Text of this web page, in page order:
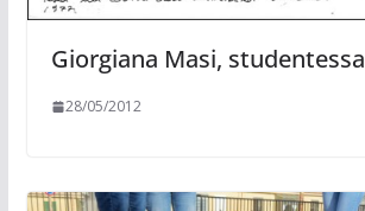
Giorgiana Masi, studentessa
28/05/2012